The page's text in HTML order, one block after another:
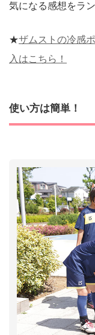
気になる感想をラ
★ザムストの冷感
入はこちら！
使い方は簡単！